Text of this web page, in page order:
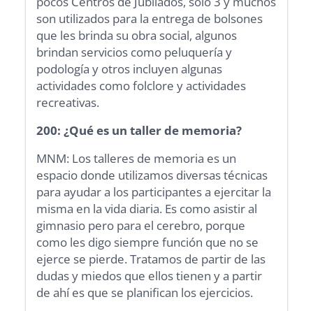
son utilizados para la entrega de bolsones
que les brinda su obra social, algunos
brindan servicios como peluquería y
podología y otros incluyen algunas
actividades como folclore y actividades
recreativas.
200: ¿Qué es un taller de memoria?
MNM: Los talleres de memoria es un
espacio donde utilizamos diversas técnicas
para ayudar a los participantes a ejercitar la
misma en la vida diaria. Es como asistir al
gimnasio pero para el cerebro, porque
como les digo siempre función que no se
ejerce se pierde. Tratamos de partir de las
dudas y miedos que ellos tienen y a partir
de ahí es que se planifican los ejercicios.